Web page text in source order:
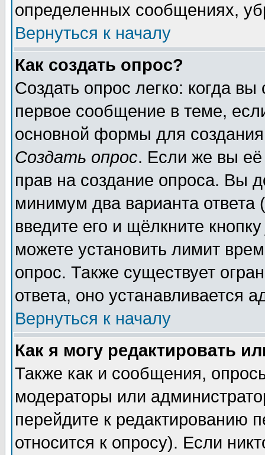
определенных сообщениях,
Вернуться к началу
Как создать опрос?
Создать опрос легко: когда
первое сообщение в теме,
основной формы для
Создать опрос. Если же вы её
прав на создание опроса. Вы
минимум два варианта ответа
введите его и щёлкните
можете установить лимит
опрос. Также существует
ответа, оно устанавливается
Вернуться к началу
Как я могу редактировать
Также как и сообщения,
модераторы или
перейдите к редактированию
относится к опросу). Если